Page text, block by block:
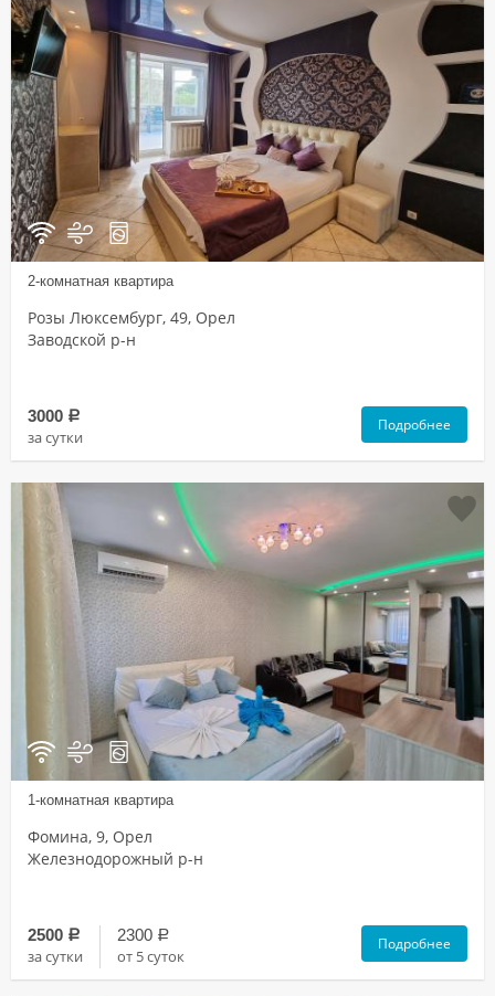
2-комнатная квартира
Розы Люксембург, 49, Орел
Заводской р-н
3000 a
за сутки
Подробнее
1-комнатная квартира
Фомина, 9, Орел
Железнодорожный р-н
2500 a
за сутки
2300 a
от 5 суток
Подробнее